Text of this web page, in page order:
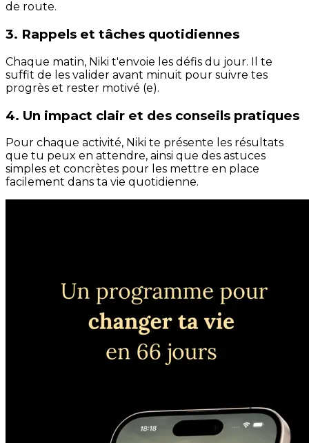
de route.
3. Rappels et tâches quotidiennes
Chaque matin, Niki t'envoie les défis du jour. Il te
suffit de les valider avant minuit pour suivre tes
progrès et rester motivé (e).
4. Un impact clair et des conseils pratiques
Pour chaque activité, Niki te présente les résultats
que tu peux en attendre, ainsi que des astuces
simples et concrètes pour les mettre en place
facilement dans ta vie quotidienne.